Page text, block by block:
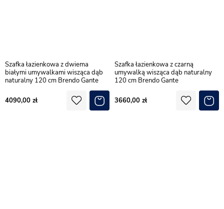
Szafka łazienkowa z dwiema
białymi umywalkami wisząca dąb
naturalny 120 cm Brendo Gante
4090,00
Szafka łazienkowa z czarną
umywalką wisząca dąb naturalny
120 cm Brendo Gante
3660,00